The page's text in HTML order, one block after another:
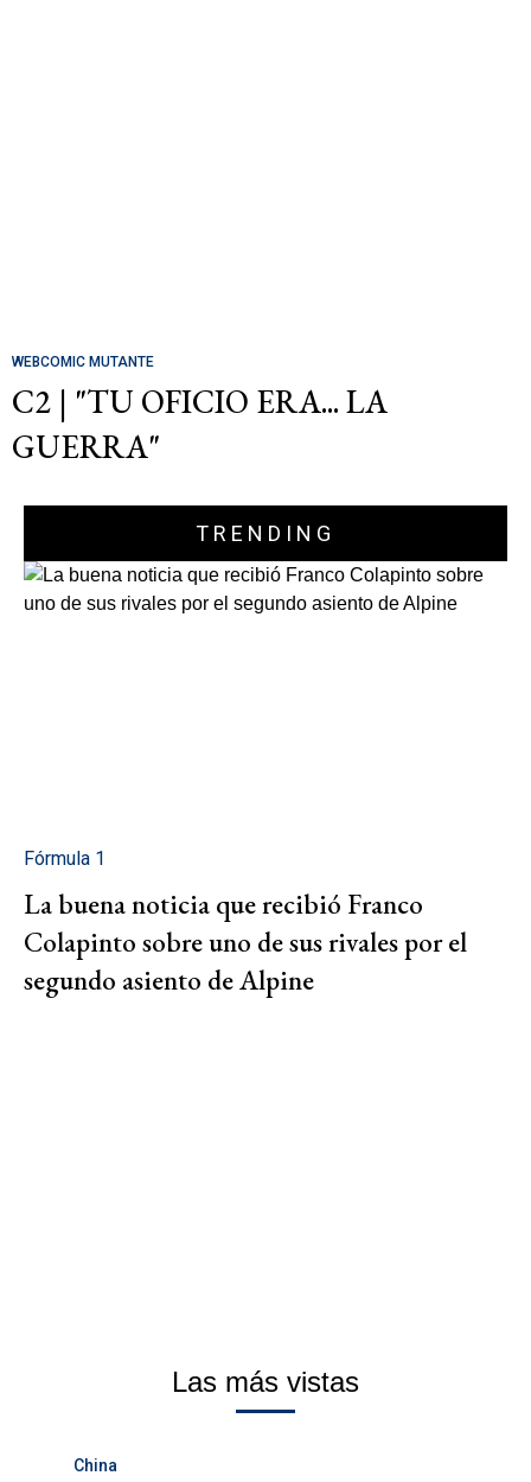
WEBCOMIC MUTANTE
C2 | "TU OFICIO ERA... LA
GUERRA"
TRENDING
Fórmula 1
La buena noticia que recibió Franco
Colapinto sobre uno de sus rivales por el
segundo asiento de Alpine
Las más vistas
China